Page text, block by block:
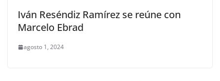
Iván Reséndiz Ramírez se reúne con
Marcelo Ebrad
agosto 1, 2024